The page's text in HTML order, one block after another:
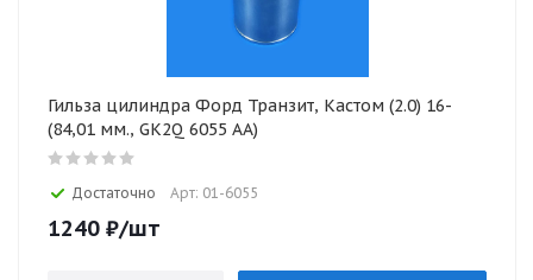
Гильза цилиндра Форд Транзит, Кастом (2.0) 16-
(84,01 мм., GK2Q 6055 AA)
Достаточно Арт: 01-6055
1240 ₽/шт